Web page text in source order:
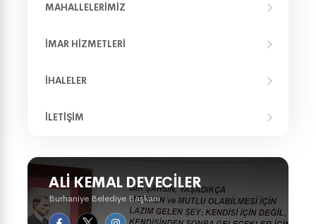
MAHALLELERIMIZ
İMAR HIZMETLERI
İHALELER
İLETIŞIM
ALI KEMAL DEVECILER
Burhaniye Belediye Başkanı